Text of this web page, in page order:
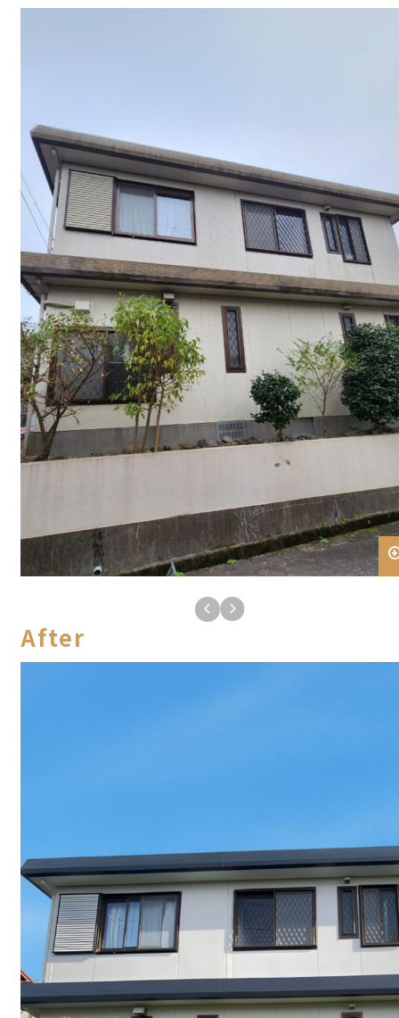
Contact Us
mail お問い合わせ
コンナニ ハヤイ
0120-572-881
After